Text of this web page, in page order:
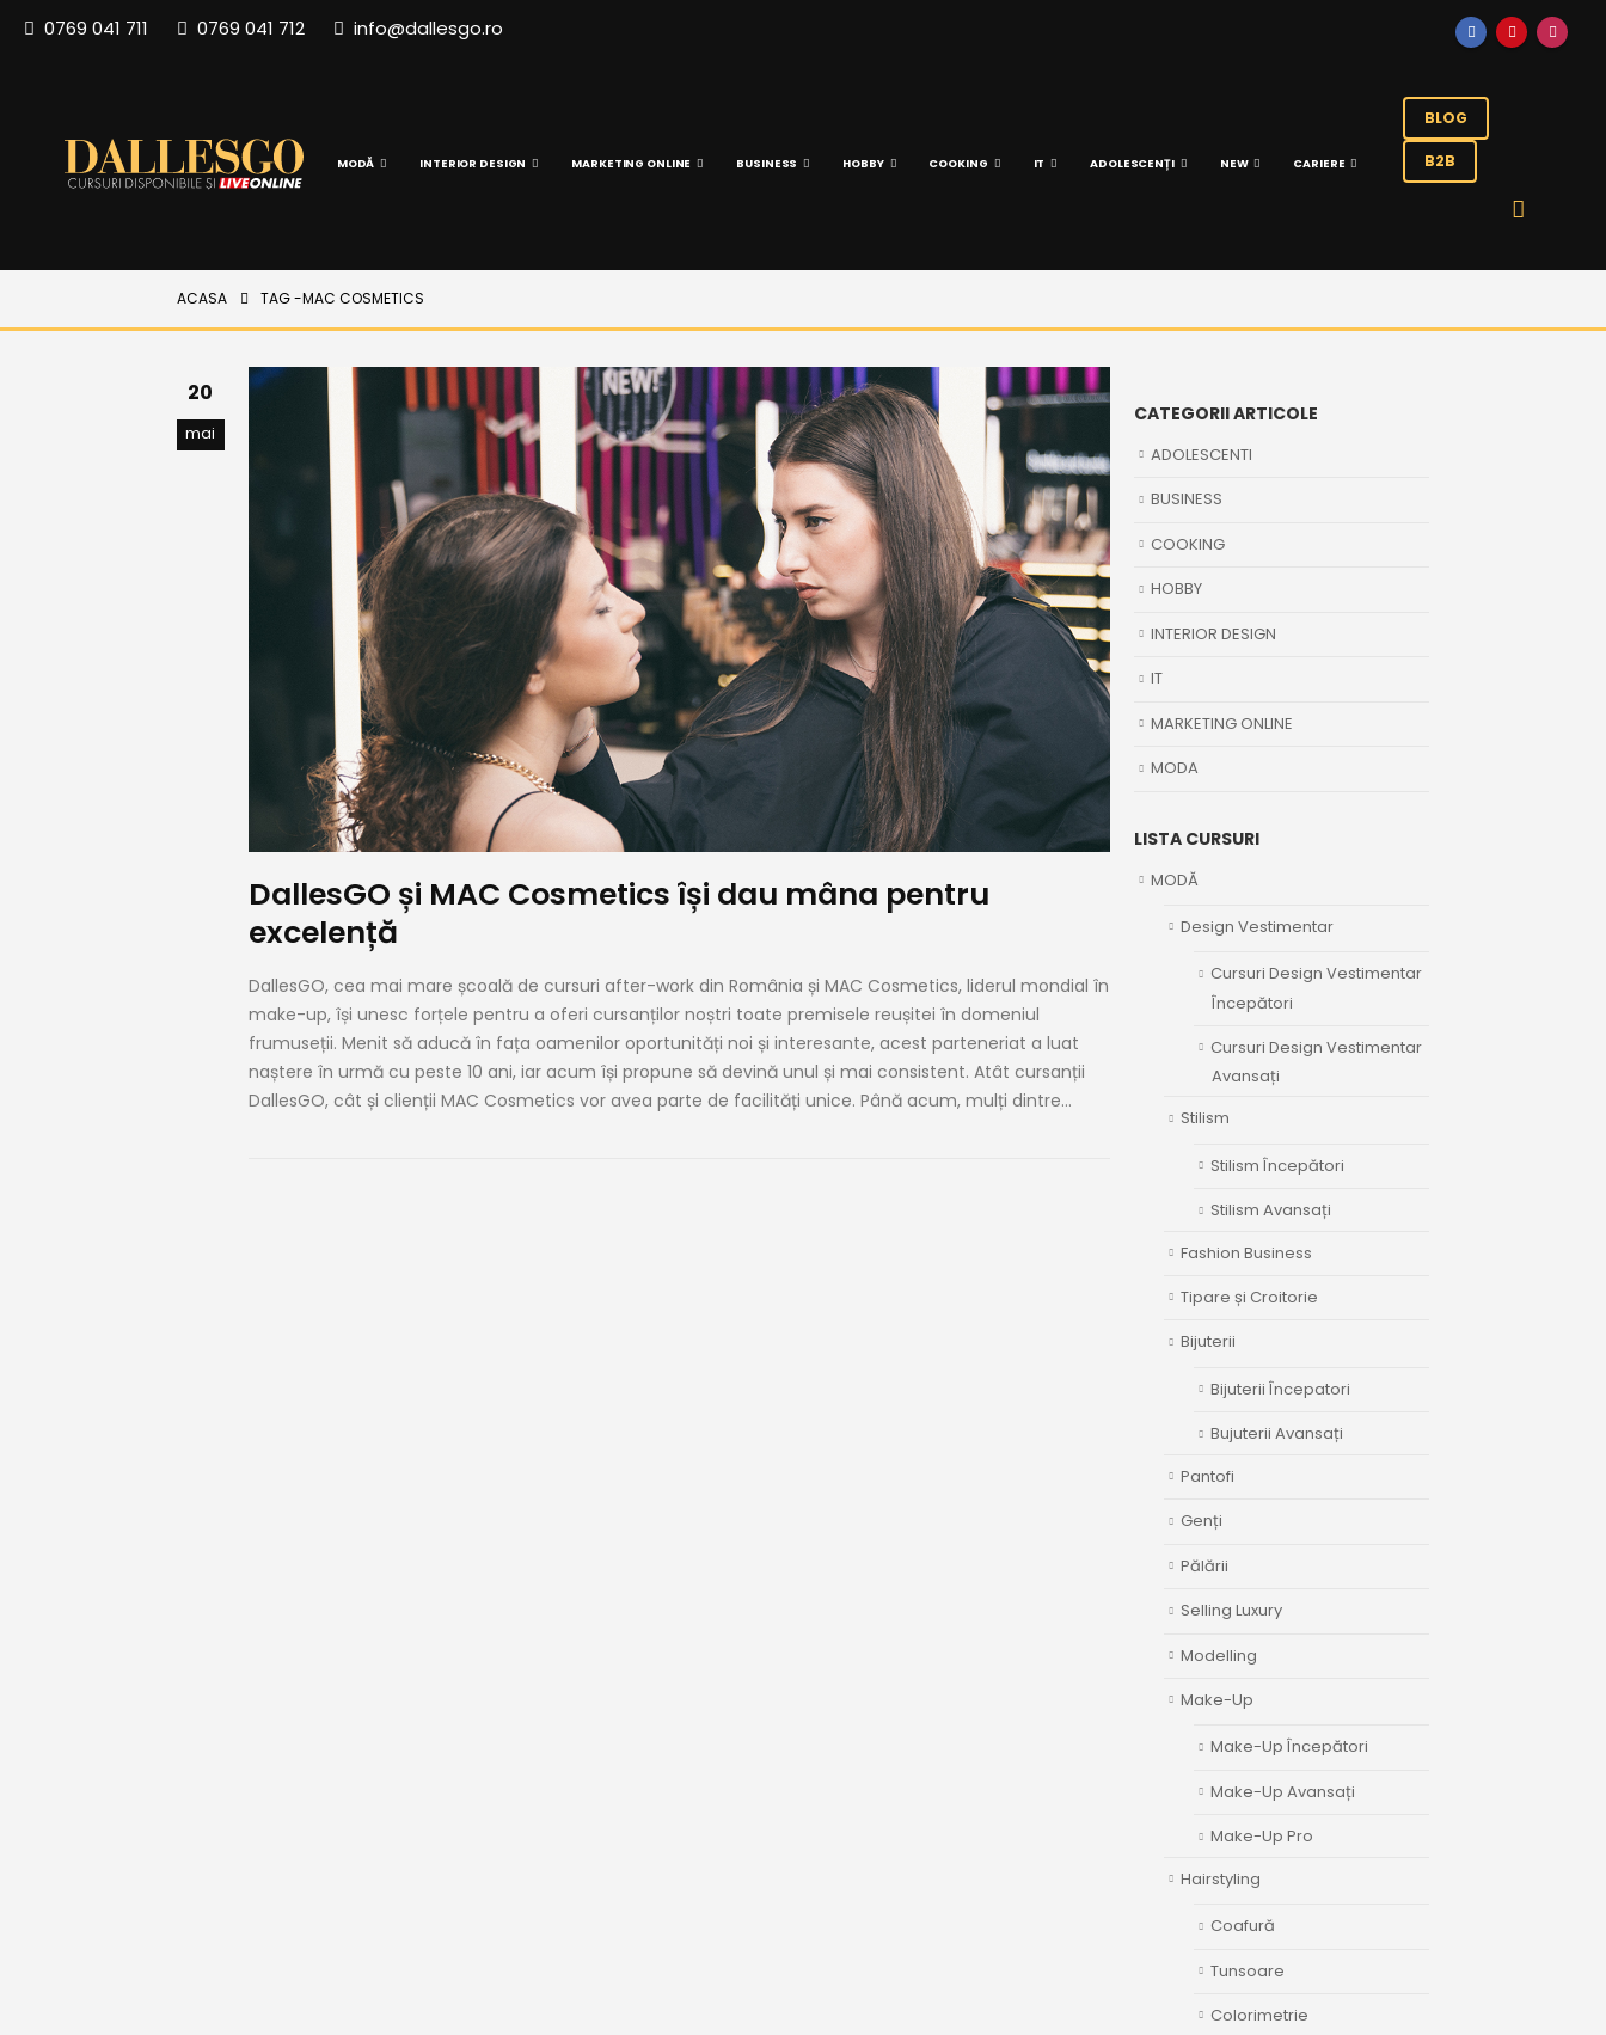
0769 041 711 0769 041 712 info@dallesgo.ro
MODĂ INTERIOR DESIGN MARKETING ONLINE BUSINESS HOBBY COOKING IT ADOLESCENȚI NEW CARIERE
BLOG
B2B
ACASA TAG -MAC COSMETICS
20
mai
DallesGO și MAC Cosmetics își dau mâna pentru
excelență
DallesGO, cea mai mare școală de cursuri after-work din România și MAC Cosmetics, liderul mondial în
make-up, își unesc forțele pentru a oferi cursanților noștri toate premisele reușitei în domeniul
frumuseții. Menit să aducă în fața oamenilor oportunități noi și interesante, acest parteneriat a luat
naștere în urmă cu peste 10 ani, iar acum își propune să devină unul și mai consistent. Atât cursanții
DallesGO, cât și clienții MAC Cosmetics vor avea parte de facilități unice. Până acum, mulți dintre...
CATEGORII ARTICOLE
ADOLESCENTI
BUSINESS
COOKING
HOBBY
INTERIOR DESIGN
IT
MARKETING ONLINE
MODA
LISTA CURSURI
MODĂ
Design Vestimentar
Cursuri Design Vestimentar
Începători
Cursuri Design Vestimentar
Avansați
Stilism
Stilism Începători
Stilism Avansați
Fashion Business
Tipare și Croitorie
Bijuterii
Bijuterii Începatori
Bujuterii Avansați
Pantofi
Genți
Pălării
Selling Luxury
Modelling
Make-Up
Make-Up Începători
Make-Up Avansați
Make-Up Pro
Hairstyling
Coafură
Tunsoare
Colorimetrie